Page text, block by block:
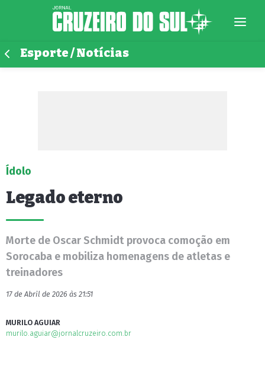
Esporte / Notícias
Ídolo
Legado eterno
Morte de Oscar Schmidt provoca comoção em
Sorocaba e mobiliza homenagens de atletas e
treinadores
17 de Abril de 2026 às 21:51
MURILO AGUIAR
murilo.aguiar@jornalcruzeiro.com.br